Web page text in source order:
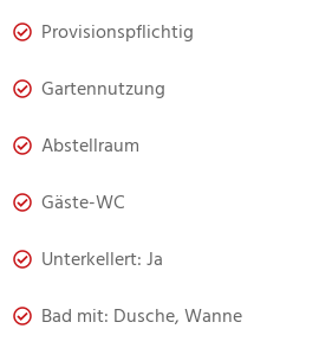
Provisionspflichtig
Gartennutzung
Abstellraum
Gäste-WC
Unterkellert: Ja
Bad mit: Dusche, Wanne